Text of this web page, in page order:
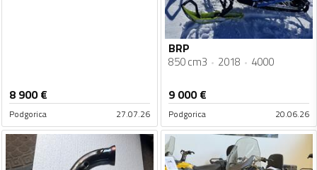
8 900€
Podgorica 27.07.26
BRP
850 cm3 2018 4000
9 000€
Podgorica 20.06.26